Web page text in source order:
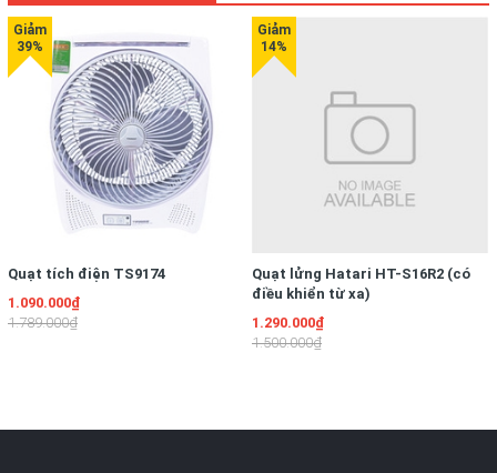
Quạt tích điện TS9174
1.090.000₫
1.789.000₫
Quạt lửng Hatari HT-S16R2 (có
điều khiển từ xa)
1.290.000₫
1.500.000₫